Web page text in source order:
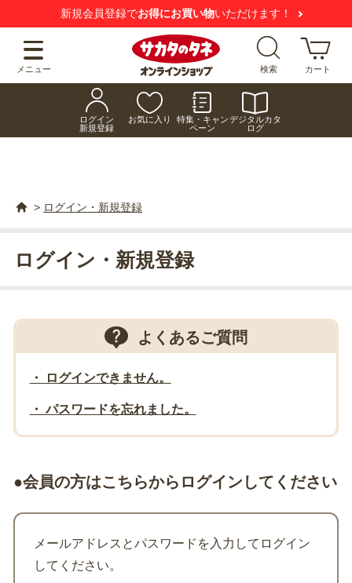
お得にお買い物いただけます！ 【注意喚起】
メニュー 検索 カート
ログイン
新規登録
お気に入り
特集・キャン
ペーン
デジタルカタ
ログ
> ログイン・新規登録
ログイン・新規登録
よくあるご質問
・ ログインできません。
・ パスワードを忘れました。
●会員の方はこちらからログインしてください
メールアドレスとパスワードを入力してログイン
してください。